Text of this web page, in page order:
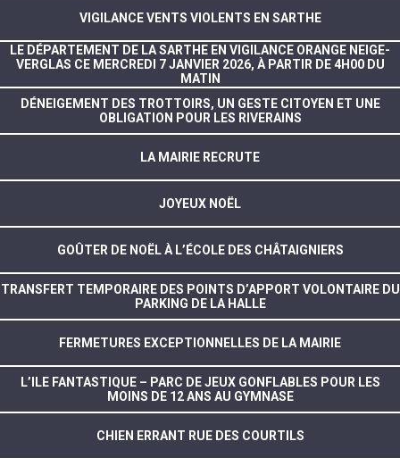
VIGILANCE VENTS VIOLENTS EN SARTHE
LE DÉPARTEMENT DE LA SARTHE EN VIGILANCE ORANGE NEIGE-
VERGLAS CE MERCREDI 7 JANVIER 2026, À PARTIR DE 4H00 DU
MATIN
DÉNEIGEMENT DES TROTTOIRS, UN GESTE CITOYEN ET UNE
OBLIGATION POUR LES RIVERAINS
LA MAIRIE RECRUTE
JOYEUX NOËL
GOÛTER DE NOËL À L’ÉCOLE DES CHÂTAIGNIERS
TRANSFERT TEMPORAIRE DES POINTS D’APPORT VOLONTAIRE DU
PARKING DE LA HALLE
FERMETURES EXCEPTIONNELLES DE LA MAIRIE
L’ILE FANTASTIQUE – PARC DE JEUX GONFLABLES POUR LES
MOINS DE 12 ANS AU GYMNASE
CHIEN ERRANT RUE DES COURTILS